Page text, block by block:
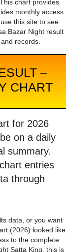
chart provides
monthly access
this site to see
Bazar Night result
records.
–
CHART
for 2026
on a daily
summary.
entries
through
data, or you want
(2026) looked like
to the complete
Satta King, this is